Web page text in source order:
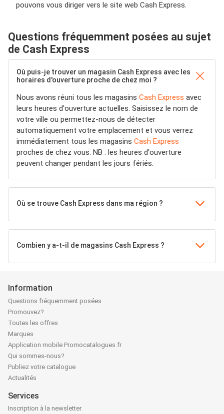
pouvons vous diriger vers le site web Cash Express.
Questions fréquemment posées au sujet
de Cash Express
Où puis-je trouver un magasin Cash Express avec les
horaires d'ouverture proche de chez moi ?
Nous avons réuni tous les magasins Cash Express avec
leurs heures d'ouverture actuelles. Saisissez le nom de
votre ville ou permettez-nous de détecter
automatiquement votre emplacement et vous verrez
immédiatement tous les magasins Cash Express
proches de chez vous. NB : les heures d'ouverture
peuvent changer pendant les jours fériés.
Où se trouve Cash Express dans ma région ?
Combien y a-t-il de magasins Cash Express ?
Information
Questions fréquemment posées
Promouvez?
Toutes les offres
Marques
Application mobile Promocatalogues.fr
Qui sommes-nous?
Publiez votre catalogue
Actualités
Services
Inscription à la newsletter